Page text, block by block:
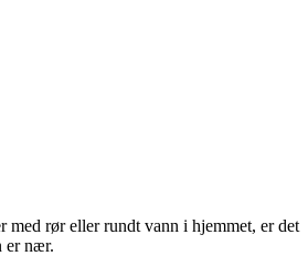
med rør eller rundt vann i hjemmet, er det
er nær.